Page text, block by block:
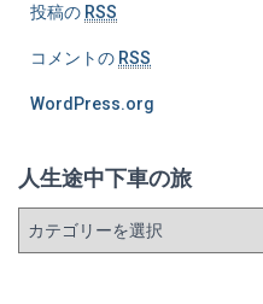
投稿の RSS
コメントの RSS
WordPress.org
人生途中下車の旅